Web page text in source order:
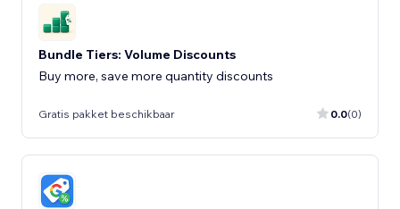
Bundle Tiers: Volume Discounts
Buy more, save more quantity discounts
Gratis pakket beschikbaar 0.0(0)